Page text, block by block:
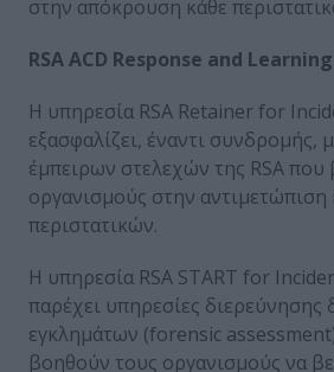
στην απόκρουση κάθε
RSA ACD Response and
Η υπηρεσία RSA Retainer for
εξασφαλίζει, έναντι συνδρομής,
έμπειρων στελεχών της RSA που
οργανισμούς στην αντιμετώπιση
περιστατικών.
Η υπηρεσία RSA START for
παρέχει υπηρεσίες διερεύνησης
εγκλημάτων (forensic
βοηθούν τους οργανισμούς να